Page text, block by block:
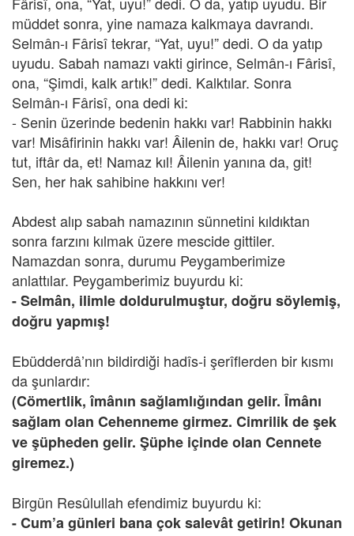
müddet sonra, yine namaza kalkmaya davrandı.
Selmân-ı Fârisî tekrar, “Yat, uyu!” dedi. O da yatıp
uyudu. Sabah namazı vakti girince, Selmân-ı Fârisî,
ona, “Şimdi, kalk artık!” dedi. Kalktılar. Sonra
Selmân-ı Fârisî, ona dedi ki:
- Senin üzerinde bedenin hakkı var! Rabbinin hakkı
var! Misâfirinin hakkı var! Âilenin de, hakkı var! Oruç
tut, iftâr da, et! Namaz kıl! Âilenin yanına da, git!
Sen, her hak sahibine hakkını ver!
Abdest alıp sabah namazının sünnetini kıldıktan
sonra farzını kılmak üzere mescide gittiler.
Namazdan sonra, durumu Peygamberimize
anlattılar. Peygamberimiz buyurdu ki:
- Selmân, ilimle doldurulmuştur, doğru söylemiş,
doğru yapmış!
Ebüdderdâ’nın bildirdiği hadîs-i şerîflerden bir kısmı
da şunlardır:
(Cömertlik, îmânın sağlamlığından gelir. Îmânı
sağlam olan Cehenneme girmez. Cimrilik de şek
ve şüpheden gelir. Şüphe içinde olan Cennete
giremez.)
Birgün Resûlullah efendimiz buyurdu ki:
- Cum’a günleri bana çok salevât getirin! Okunan